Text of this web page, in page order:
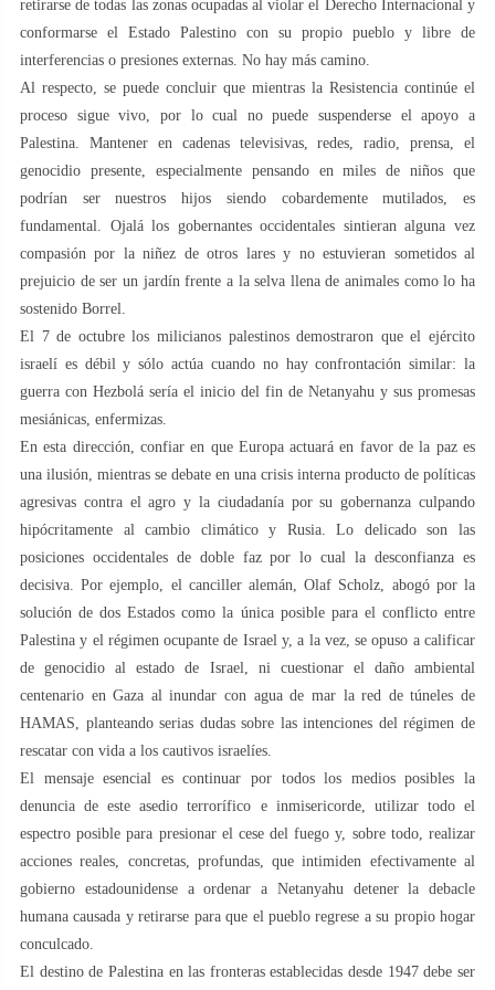
retirarse de todas las zonas ocupadas al violar el Derecho Internacional y
conformarse el Estado Palestino con su propio pueblo y libre de
interferencias o presiones externas. No hay más camino.
Al respecto, se puede concluir que mientras la Resistencia continúe el
proceso sigue vivo, por lo cual no puede suspenderse el apoyo a
Palestina. Mantener en cadenas televisivas, redes, radio, prensa, el
genocidio presente, especialmente pensando en miles de niños que
podrían ser nuestros hijos siendo cobardemente mutilados, es
fundamental. Ojalá los gobernantes occidentales sintieran alguna vez
compasión por la niñez de otros lares y no estuvieran sometidos al
prejuicio de ser un jardín frente a la selva llena de animales como lo ha
sostenido Borrel.
El 7 de octubre los milicianos palestinos demostraron que el ejército
israelí es débil y sólo actúa cuando no hay confrontación similar: la
guerra con Hezbolá sería el inicio del fin de Netanyahu y sus promesas
mesiánicas, enfermizas.
En esta dirección, confiar en que Europa actuará en favor de la paz es
una ilusión, mientras se debate en una crisis interna producto de políticas
agresivas contra el agro y la ciudadanía por su gobernanza culpando
hipócritamente al cambio climático y Rusia. Lo delicado son las
posiciones occidentales de doble faz por lo cual la desconfianza es
decisiva. Por ejemplo, el canciller alemán, Olaf Scholz, abogó por la
solución de dos Estados como la única posible para el conflicto entre
Palestina y el régimen ocupante de Israel y, a la vez, se opuso a calificar
de genocidio al estado de Israel, ni cuestionar el daño ambiental
centenario en Gaza al inundar con agua de mar la red de túneles de
HAMAS, planteando serias dudas sobre las intenciones del régimen de
rescatar con vida a los cautivos israelíes.
El mensaje esencial es continuar por todos los medios posibles la
denuncia de este asedio terrorífico e inmisericorde, utilizar todo el
espectro posible para presionar el cese del fuego y, sobre todo, realizar
acciones reales, concretas, profundas, que intimiden efectivamente al
gobierno estadounidense a ordenar a Netanyahu detener la debacle
humana causada y retirarse para que el pueblo regrese a su propio hogar
conculcado.
El destino de Palestina en las fronteras establecidas desde 1947 debe ser